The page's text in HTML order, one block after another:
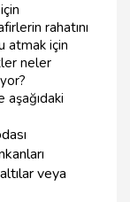
rahatını
atmak için
neler
veya